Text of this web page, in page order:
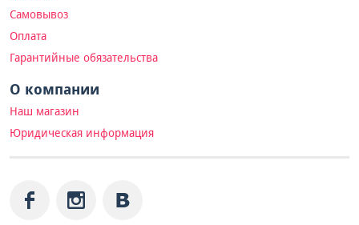
Самовывоз
Оплата
Гарантийные обязательства
О компании
Наш магазин
Юридическая информация